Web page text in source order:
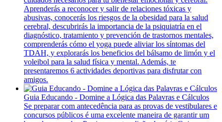
Aprenderás a reconocer y salir de relaciones tóxicas y
abusivas, conocerás los riesgos de la obesidad para la salud
cerebral, descubrirás la importancia de la psiquiatría en el
diagnóstico, tratamiento y prevención de trastornos mentales,
comprenderás cómo el yoga puede aliviar los síntomas del
TDAH, y explorarás los beneficios del bálsamo de limón y el
voleibol para la salud física y mental. Además, te
presentaremos 6 actividades deportivas para disfrutar con
amigos.
Guia Educando - Domine a Lógica das Palavras e Cálculos
Se preparar com antecedência para as provas de vestibulares e
concursos públicos é uma excelente maneira de garantir um